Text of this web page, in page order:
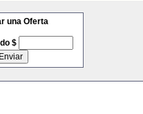
una Oferta
$